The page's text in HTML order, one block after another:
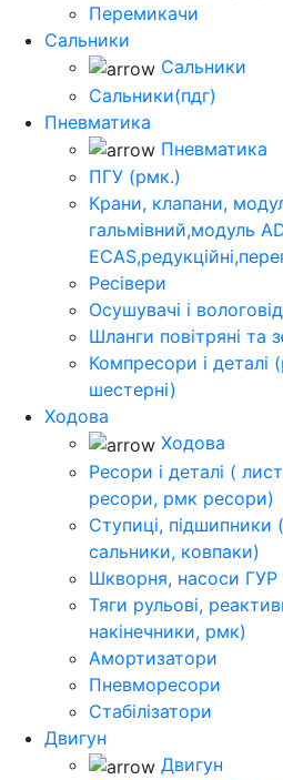
Перемикачи
Сальники
Сальники
Сальники(пдг)
Пневматика
Пневматика
ПГУ (рмк.)
Крани, клапани,
гальмівний,модуль
Ресівери
Осушувачі і
Шланги повітряні та
Компресори і деталі
шестерні)
Ходова
Ходова
Ресори і деталі (
ресори, рмк ресори)
Ступиці, підшипники
сальники, ковпаки)
Шкворня, насоси
Тяги рульові,
накінечники, рмк)
Амортизатори
Пневморесори
Стабілізатори
Двигун
Двигун